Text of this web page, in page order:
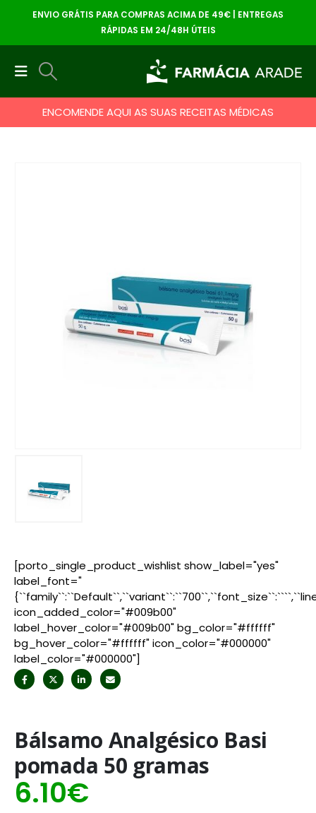
ENVIO GRÁTIS PARA COMPRAS ACIMA DE 49€ | ENTREGAS
RÁPIDAS EM 24/48H ÚTEIS
ENCOMENDE AQUI AS SUAS RECEITAS MÉDICAS
[porto_single_product_wishlist show_label="yes"
label_font="
icon_added_color="#009b00"
label_hover_color="#009b00" bg_color="#ffffff"
bg_hover_color="#ffffff" icon_color="#000000"
label_color="#000000"]
Bálsamo Analgésico Basi
pomada 50 gramas
6.10€